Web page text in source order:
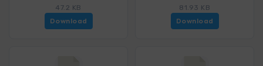
47.2 KB
Download
81.93 KB
Download